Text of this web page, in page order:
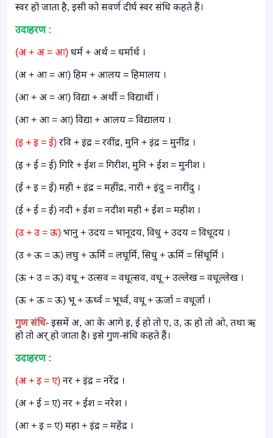
स्वर हो जाता है, इसी को सवर्ण दीर्घ स्वर संधि कहते हैं।
उदाहरण :
(अ + अ = आ) धर्म + अर्थ = धर्मार्थ ।
(अ + आ = आ) हिम + आलय = हिमालय ।
(आ + अ = आ) विद्या + अर्थी = विद्यार्थी ।
(आ + आ = आ) विद्या + आलय = विद्यालय ।
(इ + इ = ई) रवि + इंद्र = रवींद्र, मुनि + इंद्र = मुनींद्र ।
(इ + ई = ई) गिरि + ईश = गिरीश, मुनि + ईश = मुनीश ।
(ई + इ = ई) मही + इंद्र = महींद्र, नारी + इंदु = नारींदु ।
(ई + ई = ई) नदी + ईश = नदीश मही + ईश = महीश ।
(उ + उ = ऊ) भानु + उदय = भानूदय, विधु + उदय = विधूदय ।
(उ + ऊ = ऊ) लघु + ऊर्मि = लघूर्मि, सिधु + ऊर्मि = सिंधूर्मि ।
(ऊ + उ = ऊ) वधू + उत्सव = वधूत्सव, वधू + उल्लेख = वधूल्लेख ।
(ऊ + ऊ = ऊ) भू + ऊर्ध्व = भूर्ध्व, वधू + ऊर्जा = वधूर्जा ।
गुण संधि- इसमें अ, आ के आगे इ, ई हो तो ए, उ, ऊ हो तो ओ, तथा ऋ
हो तो अर् हो जाता है। इसे गुण-संधि कहते हैं।
उदाहरण :
(अ + इ = ए) नर + इंद्र = नरेंद्र ।
(अ + ई = ए) नर + ईश = नरेश ।
(आ + इ = ए) महा + इंद्र = महेंद्र ।